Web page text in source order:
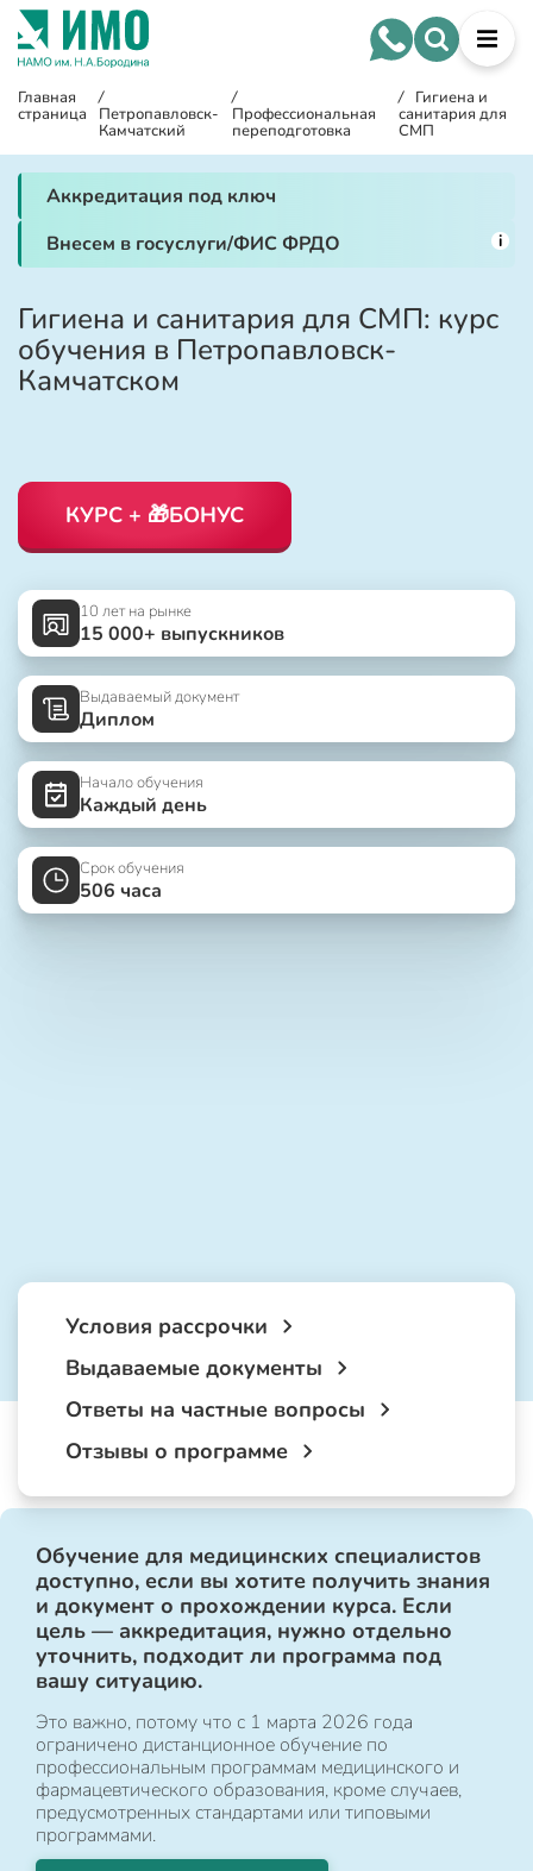
Главная
страница
/
Петропавловск-
Камчатский
/
Профессиональная
переподготовка
/ Гигиена и
санитария для
СМП
Аккредитация под ключ
Внесем в госуслуги/ФИС ФРДО
i
Гигиена и санитария для СМП: курс
обучения в Петропавловск-
Камчатском
КУРС + 🎁БОНУС
10 лет на рынке
15 000+ выпускников
Выдаваемый документ
Диплом
Начало обучения
Каждый день
Срок обучения
506 часа
Условия рассрочки
Выдаваемые документы
Ответы на частные вопросы
Отзывы о программе
Обучение для медицинских специалистов
доступно, если вы хотите получить знания
и документ о прохождении курса. Если
цель — аккредитация, нужно отдельно
уточнить, подходит ли программа под
вашу ситуацию.
Это важно, потому что с 1 марта 2026 года
ограничено дистанционное обучение по
профессиональным программам медицинского и
фармацевтического образования, кроме случаев,
предусмотренных стандартами или типовыми
программами.